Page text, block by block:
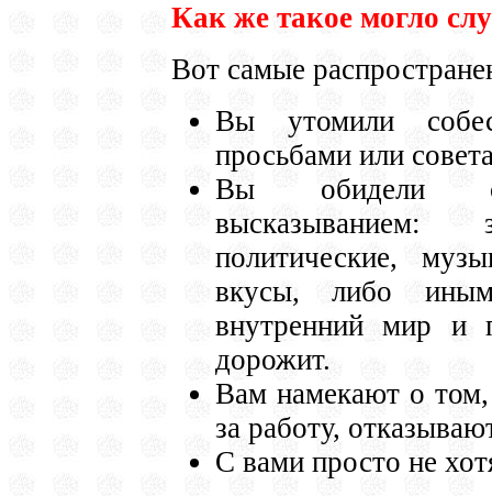
Как же такое могло
Вот самые
Вы утомили
просьбами или
Вы обидели
высказыванием:
политические,
вкусы, либо
внутренний мир и
дорожит.
Вам намекают о том,
за работу,
С вами просто не